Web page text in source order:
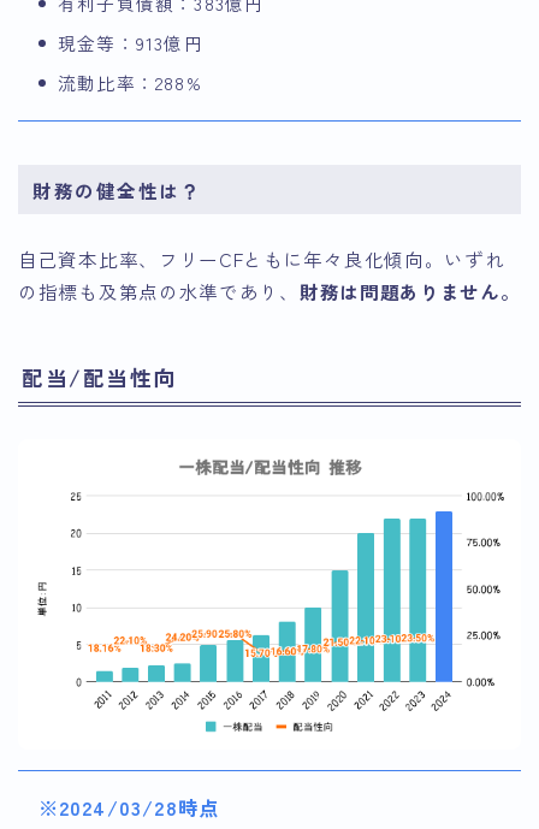
現金等：913億円
流動比率：288%
財務の健全性は？
自己資本比率、フリーCFともに年々良化傾向。いずれ
の指標も及第点の水準であり、 財務は問題ありません。
配当/配当性向
※2024/03/28時点